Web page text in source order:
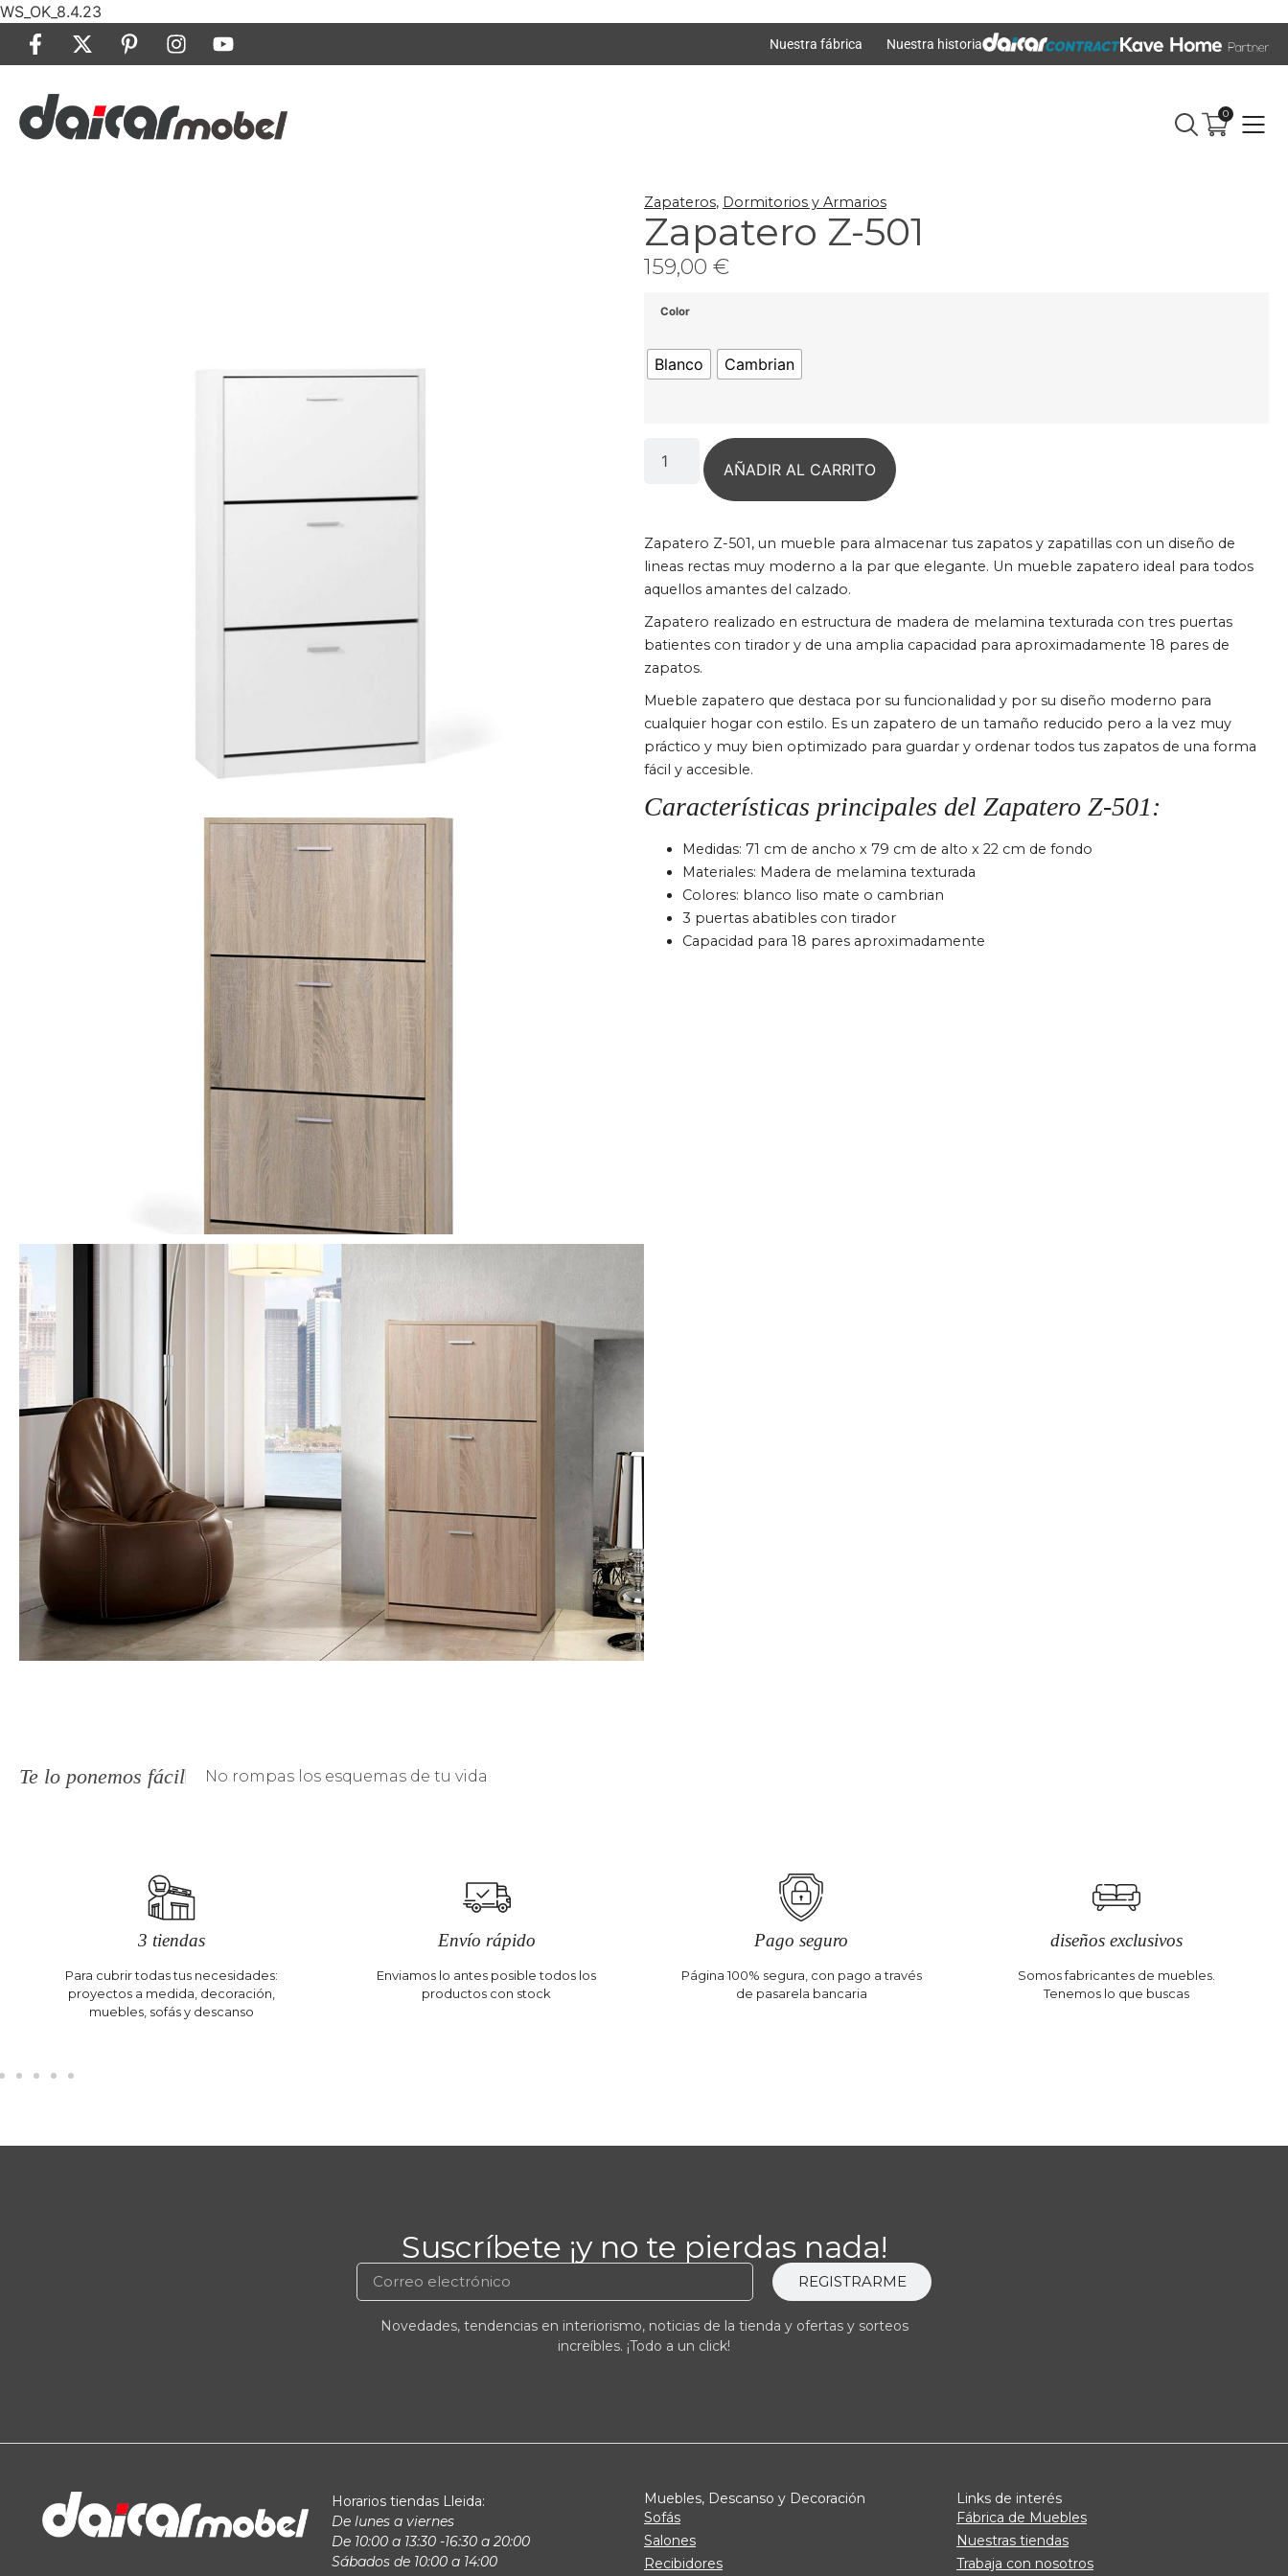
WS_OK_8.4.23
Nuestra fábrica Nuestra historia
0
Zapateros, Dormitorios y Armarios
Zapatero Z-501
159,00 €
Color
Blanco Cambrian
AÑADIR AL CARRITO
Zapatero Z-501, un mueble para almacenar tus zapatos y zapatillas con un diseño de
lineas rectas muy moderno a la par que elegante. Un mueble zapatero ideal para todos
aquellos amantes del calzado.
Zapatero realizado en estructura de madera de melamina texturada con tres puertas
batientes con tirador y de una amplia capacidad para aproximadamente 18 pares de
zapatos.
Mueble zapatero que destaca por su funcionalidad y por su diseño moderno para
cualquier hogar con estilo. Es un zapatero de un tamaño reducido pero a la vez muy
práctico y muy bien optimizado para guardar y ordenar todos tus zapatos de una forma
fácil y accesible.
Características principales del Zapatero Z-501:
Medidas: 71 cm de ancho x 79 cm de alto x 22 cm de fondo
Materiales: Madera de melamina texturada
Colores: blanco liso mate o cambrian
3 puertas abatibles con tirador
Capacidad para 18 pares aproximadamente
Te lo ponemos fácil No rompas los esquemas de tu vida
3 tiendas
Para cubrir todas tus necesidades:
proyectos a medida, decoración,
muebles, sofás y descanso
Envío rápido
Enviamos lo antes posible todos los
productos con stock
Pago seguro
Página 100% segura, con pago a través
de pasarela bancaria
diseños exclusivos
Somos fabricantes de muebles.
Tenemos lo que buscas
Suscríbete ¡y no te pierdas nada!
REGISTRARME
Novedades, tendencias en interiorismo, noticias de la tienda y ofertas y sorteos
increíbles. ¡Todo a un click!
Horarios tiendas Lleida:
De lunes a viernes
De 10:00 a 13:30 -16:30 a 20:00
Sábados de 10:00 a 14:00
Muebles, Descanso y Decoración
Sofás
Salones
Recibidores
Links de interés
Fábrica de Muebles
Nuestras tiendas
Trabaja con nosotros